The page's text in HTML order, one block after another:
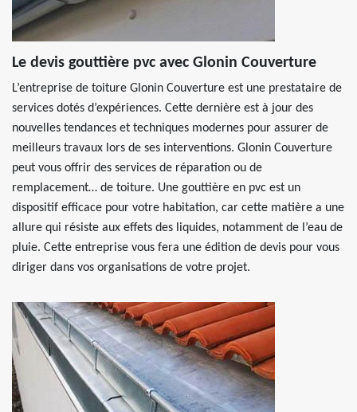
Le devis gouttière pvc avec Glonin Couverture
L’entreprise de toiture Glonin Couverture est une prestataire de
services dotés d’expériences. Cette dernière est à jour des
nouvelles tendances et techniques modernes pour assurer de
meilleurs travaux lors de ses interventions. Glonin Couverture
peut vous offrir des services de réparation ou de
remplacement… de toiture. Une gouttière en pvc est un
dispositif efficace pour votre habitation, car cette matière a une
allure qui résiste aux effets des liquides, notamment de l’eau de
pluie. Cette entreprise vous fera une édition de devis pour vous
diriger dans vos organisations de votre projet.